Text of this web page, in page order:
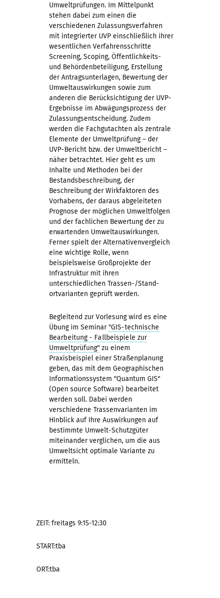
Umweltprüfungen. Im Mittelpunkt
stehen dabei zum einen die
verschiedenen Zulassungsverfahren
mit integrierter UVP einschließlich ihrer
wesentlichen Verfahrensschritte
Screening, Scoping, Öffentlichkeits-
und Behördenbeteiligung, Erstellung
der Antragsunterlagen, Bewertung der
Umweltauswirkungen sowie zum
anderen die Berücksichtigung der UVP-
Ergebnisse im Abwägungsprozess der
Zulassungsentscheidung. Zudem
werden die Fachgutachten als zentrale
Elemente der Umweltprüfung – der
UVP-Bericht bzw. der Umweltbericht –
näher betrachtet. Hier geht es um
Inhalte und Methoden bei der
Bestandsbeschreibung, der
Beschreibung der Wirkfaktoren des
Vorhabens, der daraus abgeleiteten
Prognose der möglichen Umweltfolgen
und der fachlichen Bewertung der zu
erwar­ten­den Umweltauswirkungen.
Ferner spielt der Alternativenvergleich
eine wichtige Rolle, wenn
beispielsweise Großprojekte der
Infrastruktur mit ihren
unterschiedlichen Trassen-/Stand­
ortvarianten geprüft werden.
Begleitend zur Vorlesung wird es eine
Übung im Seminar"GIS-technische
Bearbeitung - Fallbeispiele zur
Umweltprüfung" zu einem
Praxisbeispiel einer Straßenplanung
geben, das mit dem Geographischen
Informationssystem "Quantum GIS"
(Open source Software) bearbeitet
werden soll. Dabei werden
verschiedene Trassenvarianten im
Hinblick auf Ihre Auswirkungen auf
bestimmte Umwelt-Schutzgüter
miteinander verglichen, um die aus
Umweltsicht optimale Variante zu
ermitteln.
ZEIT: freitags 9:15-12:30
START:tba
ORT:tba